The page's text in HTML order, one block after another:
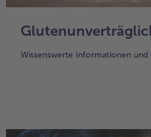
Wissenswerte Informationen und